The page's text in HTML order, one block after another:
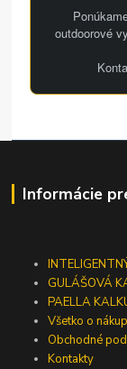
outdoorové
Informácie
GULÁŠOVÁ
PAELLA
Všetko o
Obchodné
Kontakty